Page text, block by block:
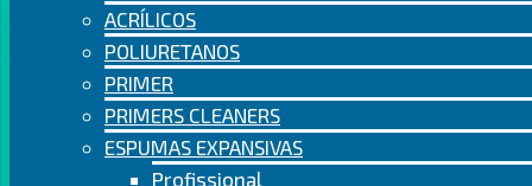
ACRÍLICOS
POLIURETANOS
PRIMER
PRIMERS CLEANERS
ESPUMAS EXPANSIVAS
Profissional